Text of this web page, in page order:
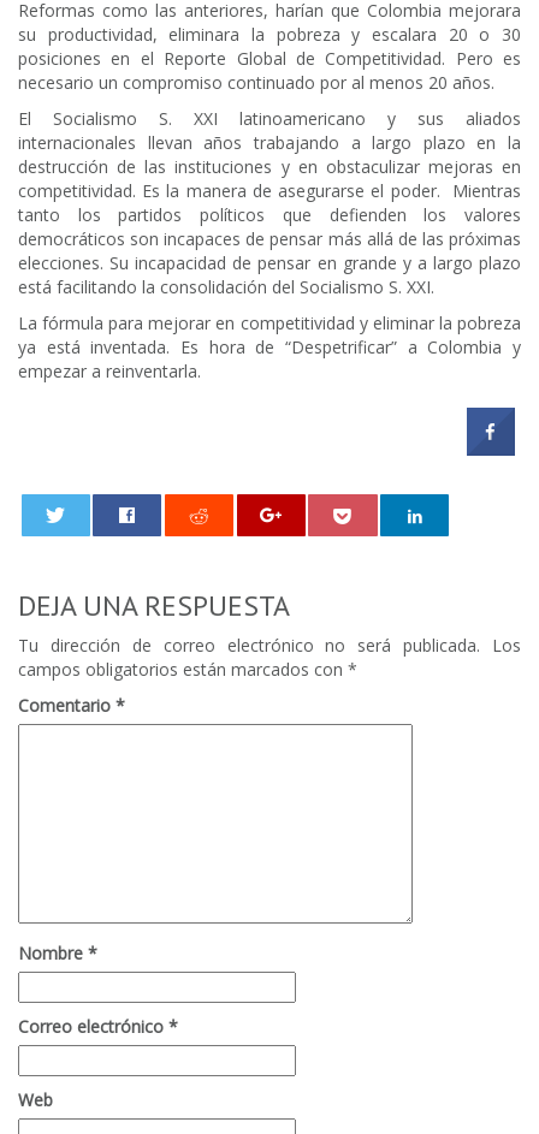
Reformas como las anteriores, harían que Colombia mejorara
su productividad, eliminara la pobreza y escalara 20 o 30
posiciones en el Reporte Global de Competitividad. Pero es
necesario un compromiso continuado por al menos 20 años.
El Socialismo S. XXI latinoamericano y sus aliados
internacionales llevan años trabajando a largo plazo en la
destrucción de las instituciones y en obstaculizar mejoras en
competitividad. Es la manera de asegurarse el poder. Mientras
tanto los partidos políticos que defienden los valores
democráticos son incapaces de pensar más allá de las próximas
elecciones. Su incapacidad de pensar en grande y a largo plazo
está facilitando la consolidación del Socialismo S. XXI.
La fórmula para mejorar en competitividad y eliminar la pobreza
ya está inventada. Es hora de “Despetrificar” a Colombia y
empezar a reinventarla.
DEJA UNA RESPUESTA
Tu dirección de correo electrónico no será publicada.
Los
campos obligatorios están marcados con *
Comentario *
Nombre *
Correo electrónico *
Web